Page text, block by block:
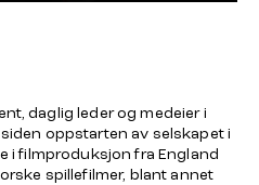
daglig leder og medeier i
oppstarten av selskapet i
i filmproduksjon fra England
spillefilmer, blant annet